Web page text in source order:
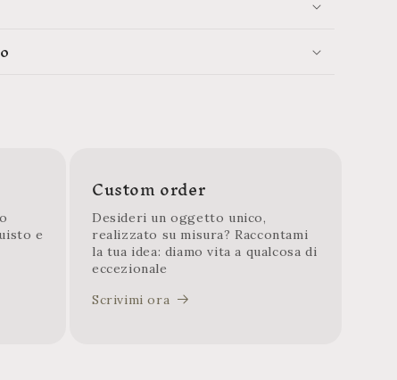
e
Custom order
Desideri un oggetto unico,
realizzato su misura? Raccontami
la tua idea: diamo vita a qualcosa di
eccezionale
Scrivimi ora